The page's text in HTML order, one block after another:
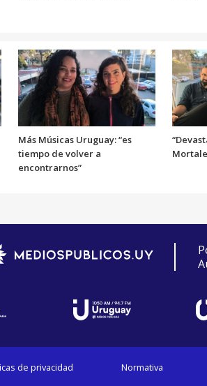
Más Músicas Uruguay: “es
tiempo de volver a
encontrarnos”
de privacidad Normativa